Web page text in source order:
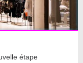
étape